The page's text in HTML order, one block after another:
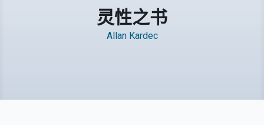
灵性之书
Allan Kardec